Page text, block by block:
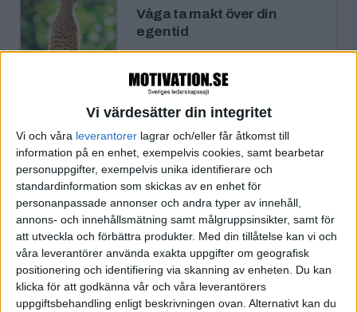
Vi värdesätter din integritet
Vi och våra leverantorer lagrar och/eller får åtkomst till
information på en enhet, exempelvis cookies, samt bearbetar
personuppgifter, exempelvis unika identifierare och
standardinformation som skickas av en enhet för
personanpassade annonser och andra typer av innehåll,
annons- och innehållsmätning samt målgruppsinsikter, samt för
att utveckla och förbättra produkter. Med din tillåtelse kan vi och
våra leverantörer använda exakta uppgifter om geografisk
positionering och identifiering via skanning av enheten. Du kan
klicka för att godkänna vår och våra leverantörers
uppgiftsbehandling enligt beskrivningen ovan. Alternativt kan du
Våga ta makt över din
egentid
”Det är lätt att tro att vi har mindre
fritid i dag. Men det stämmer
faktiskt inte. Vi har genom …
ARTIKEL·John Maxwell PREMIUM
Det handlar om vad du gör
dagligen
Varje dag i ditt liv är bara en
förberedelse för nästa. Vad du blir i
morgon är resultatet av vad …